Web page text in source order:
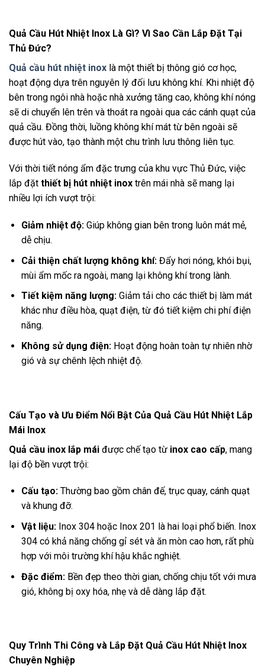
Quả Cầu Hút Nhiệt Inox Là Gì? Vì Sao Cần Lắp Đặt Tại
Thủ Đức?
Quả cầu hút nhiệt inox là một thiết bị thông gió cơ học,
hoạt động dựa trên nguyên lý đối lưu không khí. Khi nhiệt độ
bên trong ngôi nhà hoặc nhà xưởng tăng cao, không khí nóng
sẽ di chuyển lên trên và thoát ra ngoài qua các cánh quạt của
quả cầu. Đồng thời, luồng không khí mát từ bên ngoài sẽ
được hút vào, tạo thành một chu trình lưu thông liên tục.
Với thời tiết nóng ẩm đặc trưng của khu vực Thủ Đức, việc
lắp đặt thiết bị hút nhiệt inox trên mái nhà sẽ mang lại
nhiều lợi ích vượt trội:
Giảm nhiệt độ:Giúp không gian bên trong luôn mát mẻ,
dễ chịu.
Cải thiện chất lượng không khí:Đẩy hơi nóng, khói bụi,
mùi ẩm mốc ra ngoài, mang lại không khí trong lành.
Tiết kiệm năng lượng:Giảm tải cho các thiết bị làm mát
khác như điều hòa, quạt điện, từ đó tiết kiệm chi phí điện
năng.
Không sử dụng điện:Hoạt động hoàn toàn tự nhiên nhờ
gió và sự chênh lệch nhiệt độ.
Cấu Tạo và Ưu Điểm Nổi Bật Của Quả Cầu Hút Nhiệt Lắp
Mái Inox
Quả cầu inox lắp mái được chế tạo từ inox cao cấp, mang
lại độ bền vượt trội:
Cấu tạo:Thường bao gồm chân đế, trục quay, cánh quạt
và khung đỡ.
Vật liệu:Inox 304 hoặc Inox 201 là hai loại phổ biến. Inox
304 có khả năng chống gỉ sét và ăn mòn cao hơn, rất phù
hợp với môi trường khí hậu khắc nghiệt.
Đặc điểm:Bền đẹp theo thời gian, chống chịu tốt với mưa
gió, không bị oxy hóa, nhẹ và dễ dàng lắp đặt.
Quy Trình Thi Công và Lắp Đặt Quả Cầu Hút Nhiệt Inox
Chuyên Nghiệp